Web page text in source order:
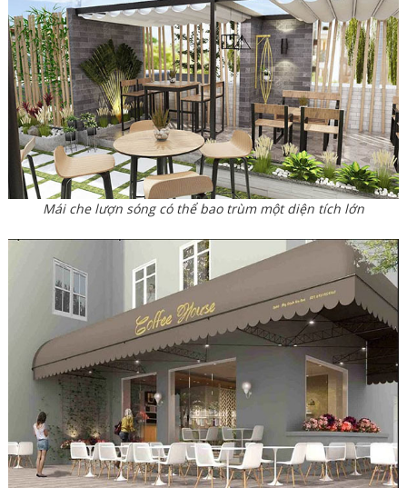
Mái che lượn sóng có thể bao trùm một diện tích lớn